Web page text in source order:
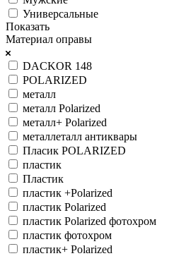
Универсальные
Показать
Материал оправы
DACKOR 148
POLARIZED
металл
металл Polarized
металл+ Polarized
металлеталл антиквары
Пласик POLARIZED
пластик
Пластик
пластик +Polarized
пластик Polarized
пластик Polarized фотохром
пластик фотохром
пластик+ Polarized